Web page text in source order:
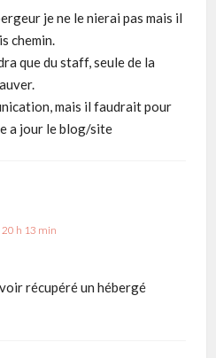
je ne le nierai pas mais il
chemin.
que du staff, seule de la
mais il faudrait pour
a jour le blog/site
20 h 13 min
récupéré un hébergé